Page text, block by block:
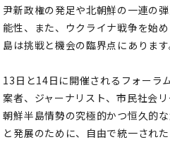
尹新政権の発足や北朝鮮の一連の
能性、また、ウクライナ戦争を始
島は挑戦と機会の臨界点にあります
13日と14日に開催されるフォーラ
案者、ジャーナリスト、市民社会
朝鮮半島情勢の究極的かつ恒久的
と発展のために、自由で統一され